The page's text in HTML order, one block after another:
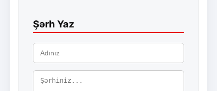
Şərh Yaz